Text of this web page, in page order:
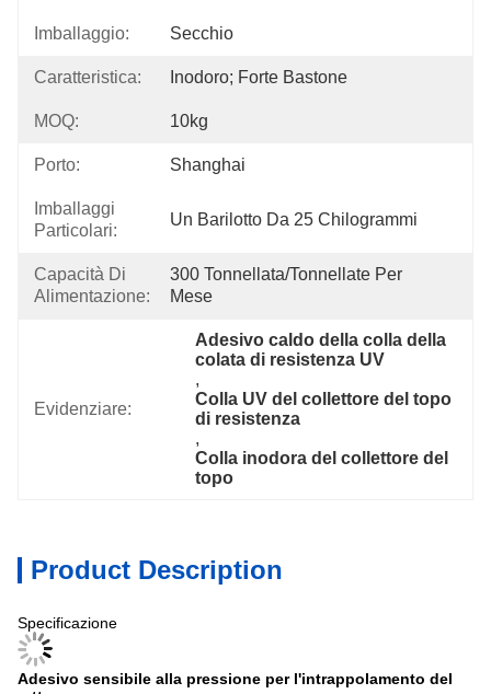
Imballaggio: Secchio
Caratteristica: Inodoro; Forte Bastone
MOQ: 10kg
Porto: Shanghai
Imballaggi
Particolari:
Un Barilotto Da 25 Chilogrammi
Capacità Di
Alimentazione:
300 Tonnellata/tonnellate Per
Mese
Evidenziare:
Adesivo caldo della colla della
colata di resistenza UV
,
Colla UV del collettore del topo
di resistenza
,
Colla inodora del collettore del
topo
Product Description
Specificazione
Adesivo sensibile alla pressione per l'intrappolamento del